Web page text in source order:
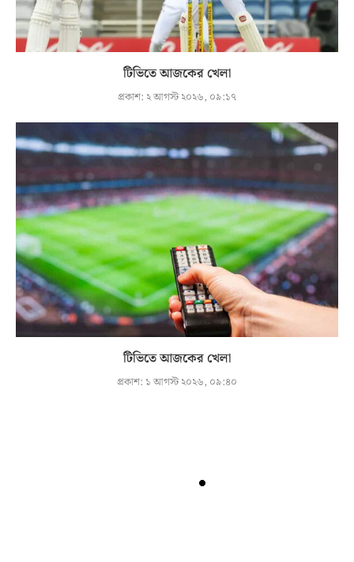
টিভিতে আজকের খেলা
প্রকাশ: ২ আগস্ট ২০২৬, ০৯:১৭
টিভিতে আজকের খেলা
প্রকাশ: ১ আগস্ট ২০২৬, ০৯:৪০